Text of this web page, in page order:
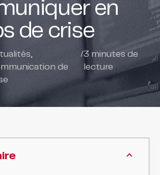
en
de crise
,
de
/3 minutes de
lecture